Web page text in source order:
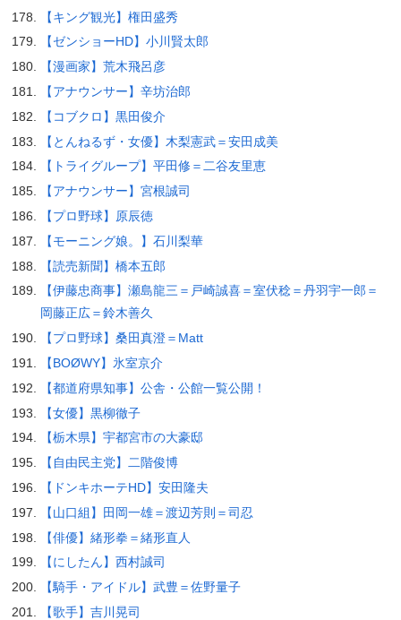
【キング観光】権田盛秀
【ゼンショーHD】小川賢太郎
【漫画家】荒木飛呂彦
【アナウンサー】辛坊治郎
【コブクロ】黒田俊介
【とんねるず・女優】木梨憲武＝安田成美
【トライグループ】平田修＝二谷友里恵
【アナウンサー】宮根誠司
【プロ野球】原辰徳
【モーニング娘。】石川梨華
【読売新聞】橋本五郎
【伊藤忠商事】瀬島龍三＝戸崎誠喜＝室伏稔＝丹羽宇一郎＝
岡藤正広＝鈴木善久
【プロ野球】桑田真澄＝Matt
【BOØWY】氷室京介
【都道府県知事】公舎・公館一覧公開！
【女優】黒柳徹子
【栃木県】宇都宮市の大豪邸
【自由民主党】二階俊博
【ドンキホーテHD】安田隆夫
【山口組】田岡一雄＝渡辺芳則＝司忍
【俳優】緒形拳＝緒形直人
【にしたん】西村誠司
【騎手・アイドル】武豊＝佐野量子
【歌手】吉川晃司